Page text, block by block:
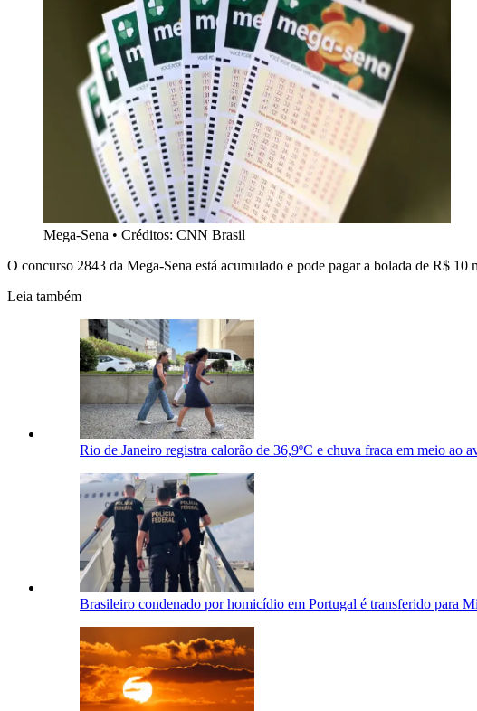
Mega-Sena • Créditos: CNN Brasil
O concurso 2843 da Mega-Sena está acumulado e pode pagar a bolada de R$
Leia também
Rio de Janeiro registra calorão de 36,9ºC e chuva fraca em meio ao
Brasileiro condenado por homicídio em Portugal é transferido para